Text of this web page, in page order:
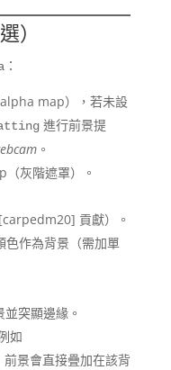
）
：
map），若未設
進行前景提
。
灰階遮罩）。
貢獻）。
色作為背景（需加單
突顯邊緣。
如
前景會直接疊加在該背